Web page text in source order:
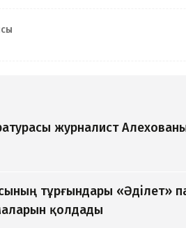
журналист
тұрғындары «Әділет»
қолдады